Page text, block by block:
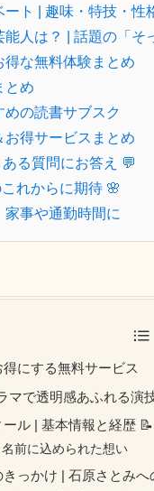
ート | 趣味・特技・性
能人は？ | 話題の「そ
な無料体験まとめ
とめ
の読書サブスク
お得サービスまとめ
る質問にお答え 💬
れからに期待 🌸
事や通勤時間に
にする無料サービス
マで透明感あふれる演
ル | 基本情報と経歴 📝
名前に込められた想い
っかけ | 石原さとみ